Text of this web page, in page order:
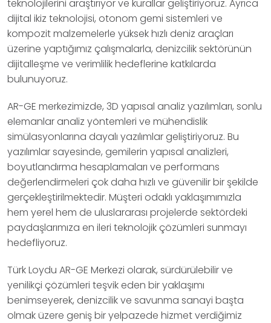
teknolojilerini araştırıyor ve kurallar geliştiriyoruz. Ayrıca
dijital ikiz teknolojisi, otonom gemi sistemleri ve
kompozit malzemelerle yüksek hızlı deniz araçları
üzerine yaptığımız çalışmalarla, denizcilik sektörünün
dijitalleşme ve verimlilik hedeflerine katkılarda
bulunuyoruz.
AR-GE merkezimizde, 3D yapısal analiz yazılımları, sonlu
elemanlar analiz yöntemleri ve mühendislik
simülasyonlarına dayalı yazılımlar geliştiriyoruz. Bu
yazılımlar sayesinde, gemilerin yapısal analizleri,
boyutlandırma hesaplamaları ve performans
değerlendirmeleri çok daha hızlı ve güvenilir bir şekilde
gerçekleştirilmektedir. Müşteri odaklı yaklaşımımızla
hem yerel hem de uluslararası projelerde sektördeki
paydaşlarımıza en ileri teknolojik çözümleri sunmayı
hedefliyoruz.
Türk Loydu AR-GE Merkezi olarak, sürdürülebilir ve
yenilikçi çözümleri teşvik eden bir yaklaşımı
benimseyerek, denizcilik ve savunma sanayi başta
olmak üzere geniş bir yelpazede hizmet verdiğimiz